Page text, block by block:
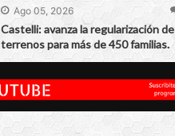
Ago 05, 2026
Castelli: avanza la regularización de
terrenos para más de 450 familias.